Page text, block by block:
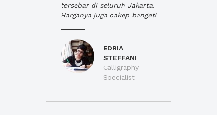
tersebar di seluruh Jakarta.
Harganya juga cakep banget!
EDRIA
STEFFANI
Calligraphy
Specialist